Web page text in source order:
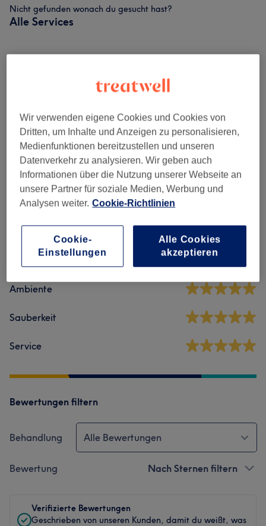
Nicht gefunden wonach du gesucht hast?
Alle Services
Damen Waxing - Intim (6)
Damen Waxing - Körper & Gesicht (19) ab 3 €
Herren Waxing (20) ab 3 €
Salonbewertungen
5,0 16 Bewertungen
Ambiente
Sauberkeit
Service
Bewertungen filtern
Behandlung Alle Bewertungen
Bewertung Nach Sternen filtern
Verifizierte Bewertungen
Geschrieben von unseren Kunden, damit du weißt, was
Wir verwenden eigene Cookies und Cookies von
Dritten, um Inhalte und Anzeigen zu personalisieren,
Medienfunktionen bereitzustellen und unseren
Datenverkehr zu analysieren. Wir geben auch
Informationen über die Nutzung unserer Webseite an
unsere Partner für soziale Medien, Werbung und
Analysen weiter. Cookie-Richtlinien
Cookie-
Einstellungen
Alle Cookies
akzeptieren